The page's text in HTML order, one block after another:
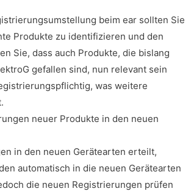
beim ear sollten Sie
Produkte zu identifizieren und den
Sie, dass auch Produkte, die bislang
gefallen sind, nun relevant sein
was weitere
neuer Produkte in den neuen
in den neuen Gerätearten erteilt,
automatisch in die neuen Gerätearten
die neuen Registrierungen prüfen